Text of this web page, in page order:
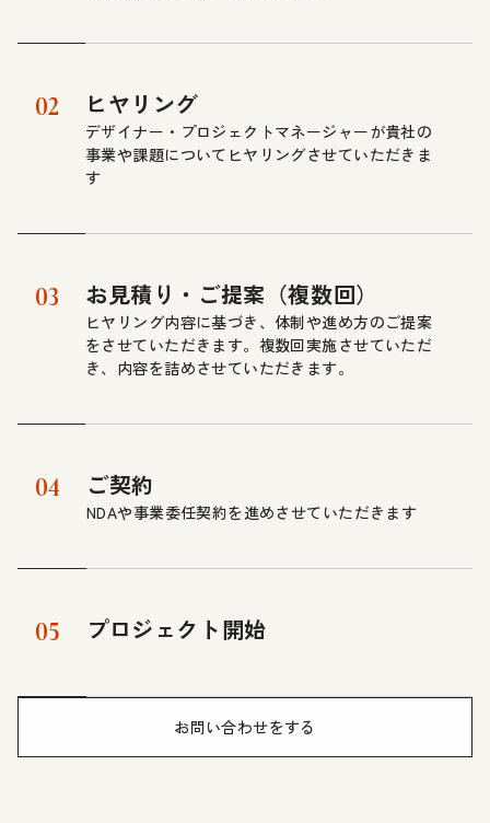
02 ヒヤリング
デザイナー・プロジェクトマネージャーが貴社の
事業や課題についてヒヤリングさせていただきま
す
03 お見積り・ご提案（複数回）
ヒヤリング内容に基づき、体制や進め方のご提案
をさせていただきます。複数回実施させていただ
き、内容を詰めさせていただきます。
04 ご契約
NDAや事業委任契約を進めさせていただきます
05 プロジェクト開始
お問い合わせをする